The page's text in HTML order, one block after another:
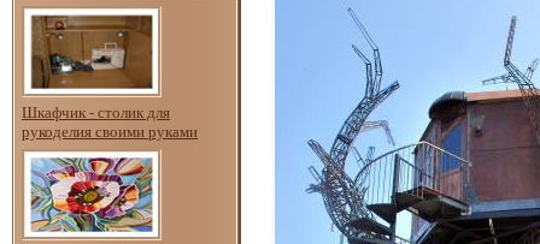
Шкафчик - столик для
рукоделия своими руками